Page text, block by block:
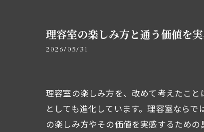
理容室の楽しみ方と通う価値を
2026/05/31
理容室の楽しみ方を、改めて考えたこ
としても進化しています。理容室なら
の楽しみ方やその価値を実感するため